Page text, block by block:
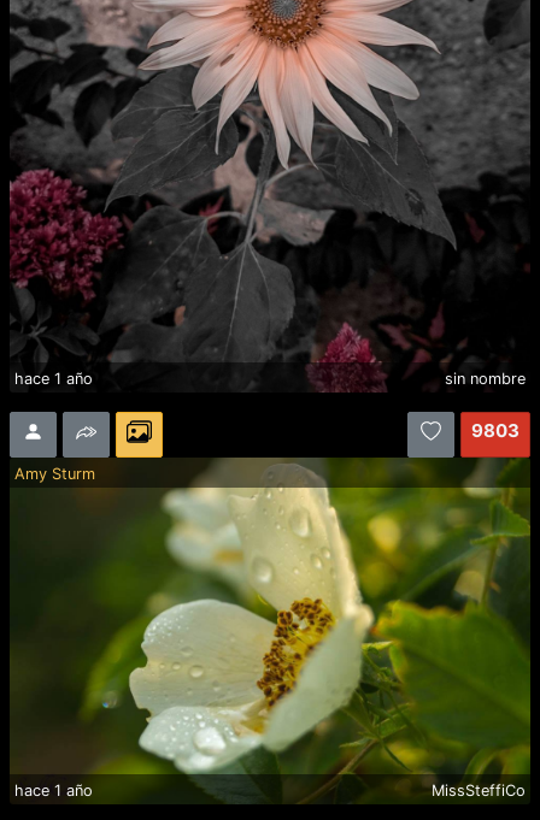
hace 1 año sin nombre
9803
Amy Sturm
hace 1 año MissSteffiCo